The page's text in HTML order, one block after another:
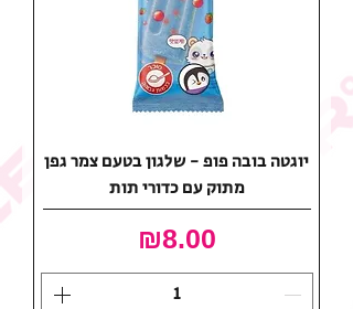
יוגטה בובה פופ - שלגון בטעם צמר גפן
מתוק עם כדורי תות
מחיר
₪8.00